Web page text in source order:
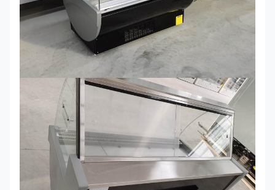
130R
1300*900*1200
মিমি
0
~+6।
সে
Secop
150R
1500*900*1200
মিমি
0
~+6।
Secop
200R
2000*900*1200
মিমি
0
~+6।
সে
Secop